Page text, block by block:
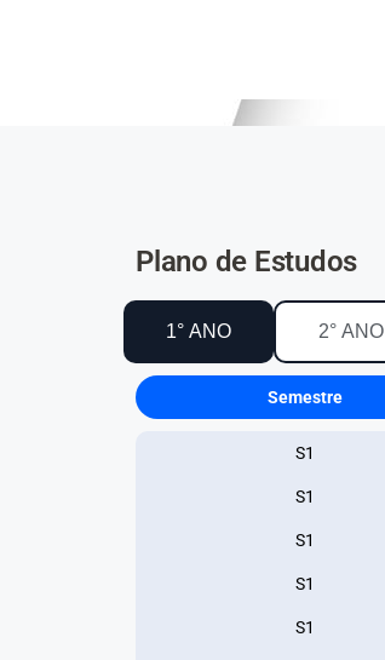
Plano de Estudos
1° ANO 2° ANO
Semestre
S1
S1
S1
S1
S1